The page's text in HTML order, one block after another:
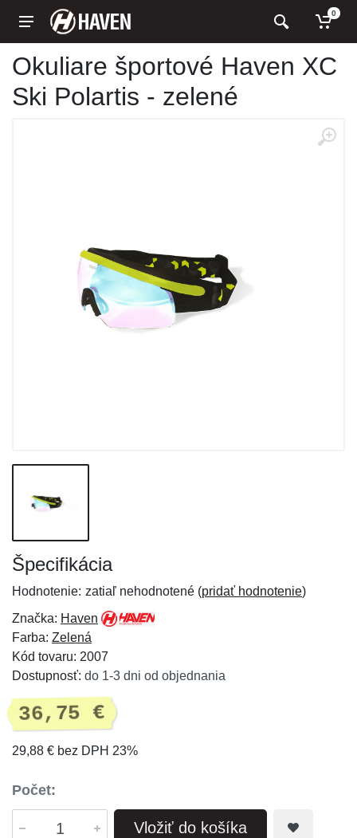
0
Okuliare športové Haven XC
Ski Polartis - zelené
Špecifikácia
Hodnotenie: zatiaľ nehodnotené (pridať hodnotenie)
Značka: Haven
Farba: Zelená
Kód tovaru: 2007
Dostupnosť: do 1-3 dni od objednania
36,75 €
29,88 € bez DPH 23%
Počet:
Vložiť do košíka